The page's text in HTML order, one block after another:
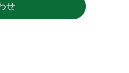
合わせ